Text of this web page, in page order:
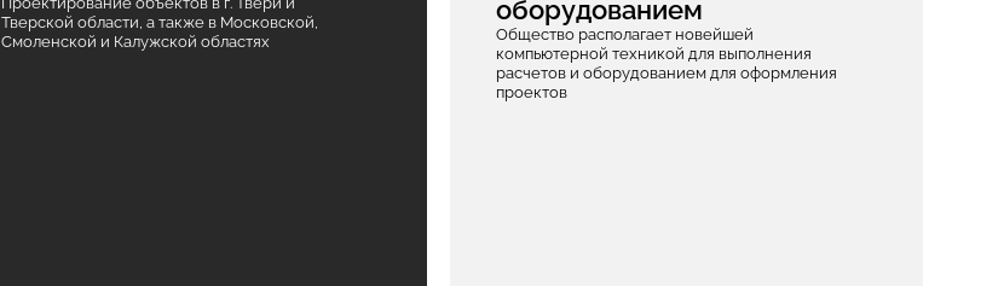
Тверской области, а также в Московской,
Смоленской и Калужской областях
оборудованием
Общество располагает новейшей
компьютерной техникой для выполнения
расчетов и оборудованием для оформления
проектов